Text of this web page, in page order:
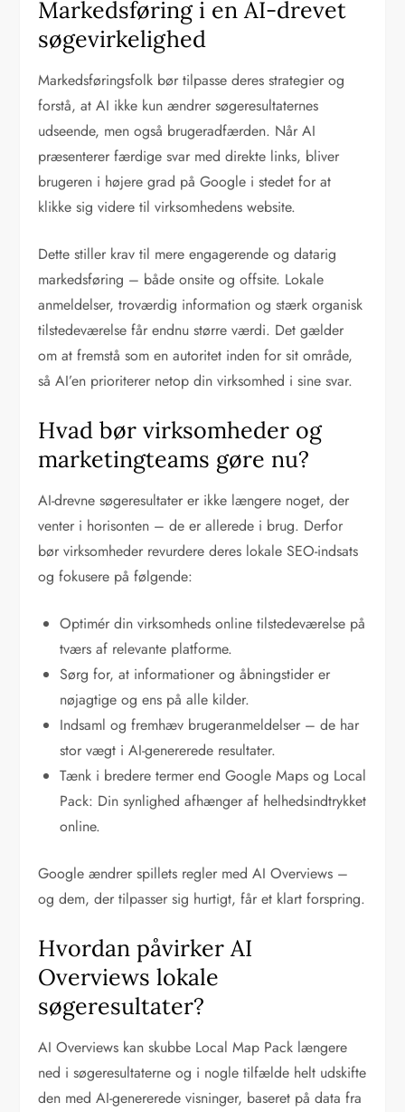
Markedsføring i en AI-drevet
søgevirkelighed
Markedsføringsfolk bør tilpasse deres strategier og
forstå, at AI ikke kun ændrer søgeresultaternes
udseende, men også brugeradfærden. Når AI
præsenterer færdige svar med direkte links, bliver
brugeren i højere grad på Google i stedet for at
klikke sig videre til virksomhedens website.
Dette stiller krav til mere engagerende og datarig
markedsføring – både onsite og offsite. Lokale
anmeldelser, troværdig information og stærk organisk
tilstedeværelse får endnu større værdi. Det gælder
om at fremstå som en autoritet inden for sit område,
så AI’en prioriterer netop din virksomhed i sine svar.
Hvad bør virksomheder og
marketingteams gøre nu?
AI-drevne søgeresultater er ikke længere noget, der
venter i horisonten – de er allerede i brug. Derfor
bør virksomheder revurdere deres lokale SEO-indsats
og fokusere på følgende:
Optimér din virksomheds online tilstedeværelse på
tværs af relevante platforme.
Sørg for, at informationer og åbningstider er
nøjagtige og ens på alle kilder.
Indsaml og fremhæv brugeranmeldelser – de har
stor vægt i AI-genererede resultater.
Tænk i bredere termer end Google Maps og Local
Pack: Din synlighed afhænger af helhedsindtrykket
online.
Google ændrer spillets regler med AI Overviews –
og dem, der tilpasser sig hurtigt, får et klart forspring.
Hvordan påvirker AI
Overviews lokale
søgeresultater?
AI Overviews kan skubbe Local Map Pack længere
ned i søgeresultaterne og i nogle tilfælde helt udskifte
den med AI-genererede visninger, baseret på data fra